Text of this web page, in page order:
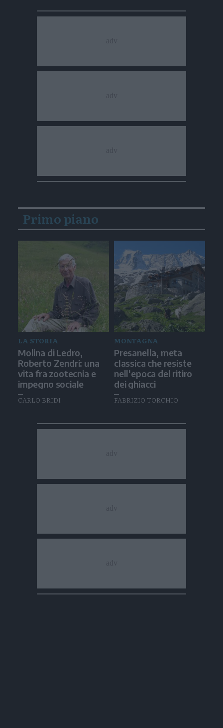
Primo piano
LA STORIA
Molina di Ledro,
Roberto Zendri: una
vita fra zootecnia e
impegno sociale
CARLO BRIDI
MONTAGNA
Presanella, meta
classica che resiste
nell'epoca del ritiro
dei ghiacci
FABRIZIO TORCHIO